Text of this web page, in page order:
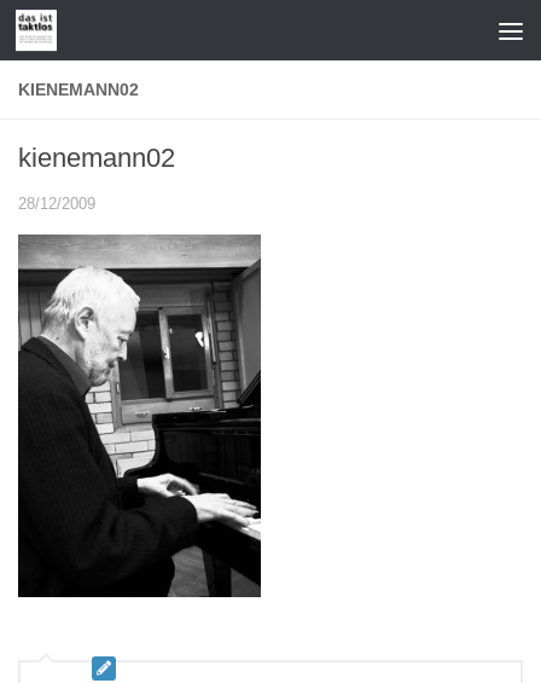
Zum Inhalt springen
KIENEMANN02
kienemann02
28/12/2009